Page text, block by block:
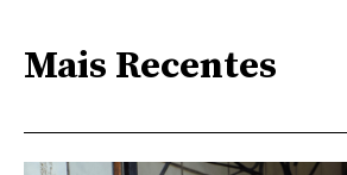
Mais Recentes